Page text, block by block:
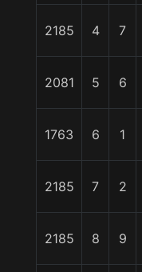
2185 4 7
2081 5 6
1763 6 1
2185 7 2
2185 8 9